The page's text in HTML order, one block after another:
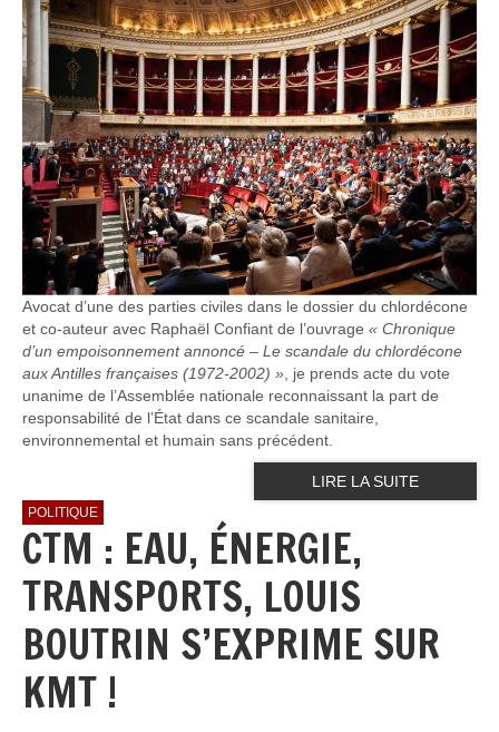
Avocat d’une des parties civiles dans le dossier du chlordécone
et co-auteur avec Raphaël Confiant de l’ouvrage « Chronique
d’un empoisonnement annoncé – Le scandale du chlordécone
aux Antilles françaises (1972-2002) » , je prends acte du vote
unanime de l’Assemblée nationale reconnaissant la part de
responsabilité de l’État dans ce scandale sanitaire,
environnemental et humain sans précédent.
LIRE LA SUITE
POLITIQUE
CTM : EAU, ÉNERGIE,
TRANSPORTS, LOUIS
BOUTRIN S’EXPRIME SUR
KMT !